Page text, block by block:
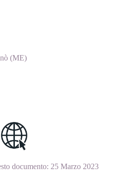
(ME)
documento: 25 Marzo 2023